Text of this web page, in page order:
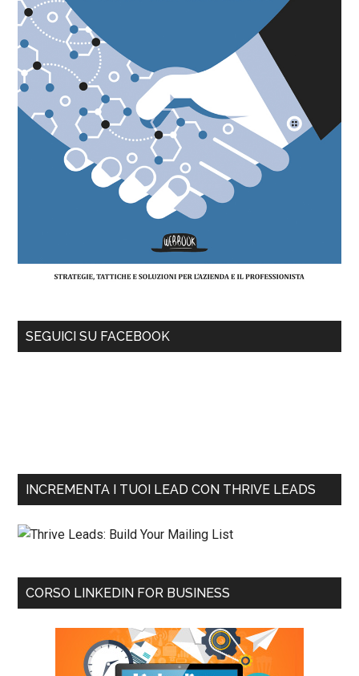
SEGUICI SU FACEBOOK
INCREMENTA I TUOI LEAD CON THRIVE LEADS
CORSO LINKEDIN FOR BUSINESS